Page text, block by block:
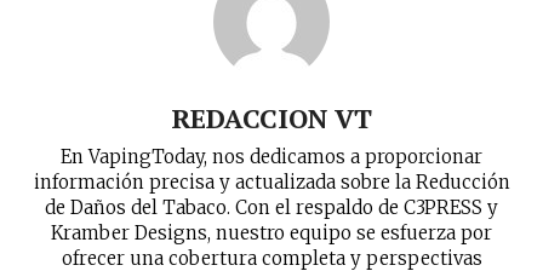
REDACCION VT
En VapingToday, nos dedicamos a proporcionar
información precisa y actualizada sobre la Reducción
de Daños del Tabaco. Con el respaldo de C3PRESS y
Kramber Designs, nuestro equipo se esfuerza por
ofrecer una cobertura completa y perspectivas